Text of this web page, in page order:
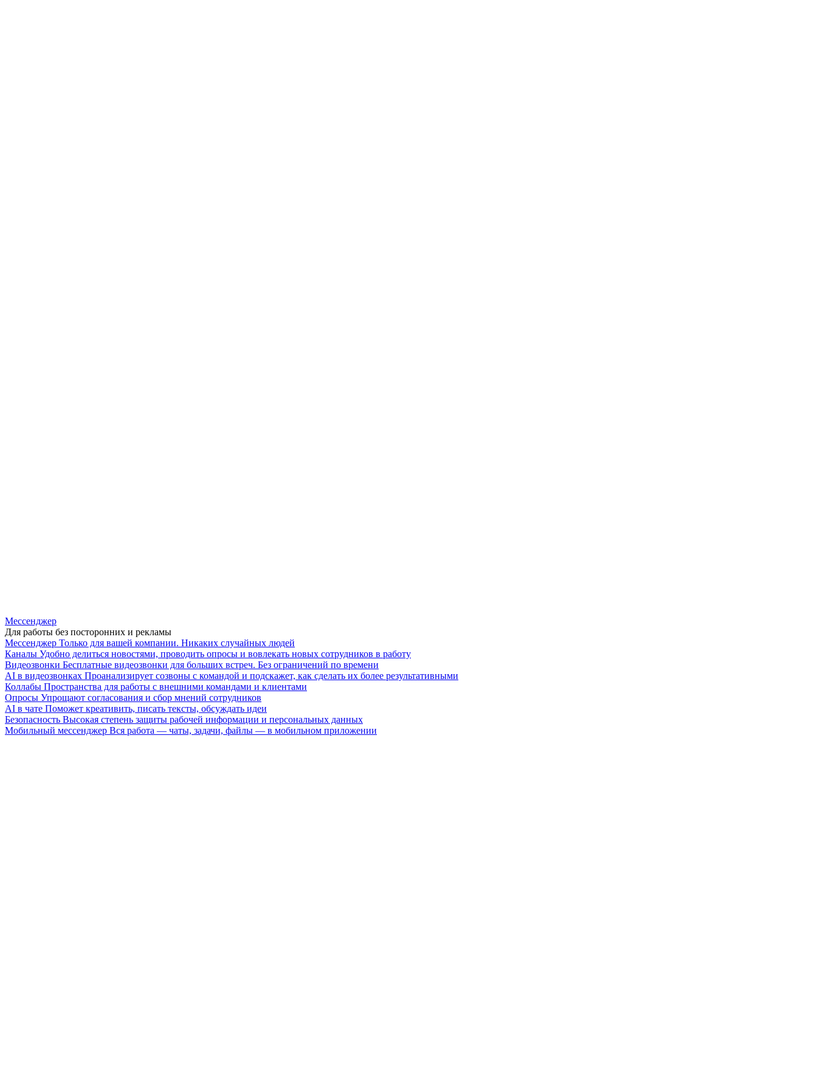
Мессенджер
Для работы без посторонних и рекламы
Мессенджер Только для вашей компании. Никаких случайных людей
Каналы Удобно делиться новостями, проводить опросы и вовлекать новых сотрудников в работу
Видеозвонки Бесплатные видеозвонки для больших встреч. Без ограничений по времени
AI в видеозвонках Проанализирует созвоны с командой и подскажет, как сделать их более результативными
Коллабы Пространства для работы с внешними командами и клиентами
Опросы Упрощают согласования и сбор мнений сотрудников
AI в чате Поможет креативить, писать тексты, обсуждать идеи
Безопасность Высокая степень защиты рабочей информации и персональных данных
Мобильный мессенджер Вся работа — чаты, задачи, файлы — в мобильном приложении